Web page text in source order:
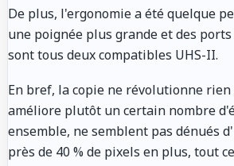
De plus, l'ergonomie a été quelque
une poignée plus grande et des
sont tous deux compatibles UHS-II.
En bref, la copie ne révolutionne
améliore plutôt un certain nombre
ensemble, ne semblent pas dénués
près de 40 % de pixels en plus, tout